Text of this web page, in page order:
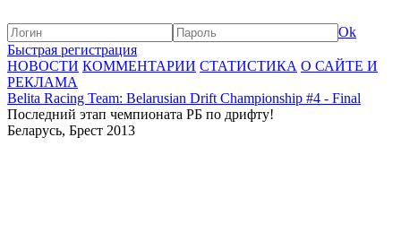
Ok
Быстрая регистрация
НОВОСТИ КОММЕНТАРИИ СТАТИСТИКА О САЙТЕ И
РЕКЛАМА
Belita Racing Team: Belarusian Drift Championship #4 - Final
Последний этап чемпионата РБ по дрифту!
Беларусь, Брест 2013